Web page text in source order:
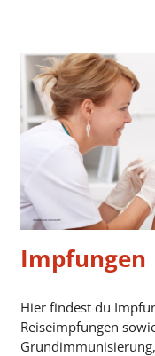
Impfungen
Hier findest du
Reiseimpfungen
Grundimmunisierung,